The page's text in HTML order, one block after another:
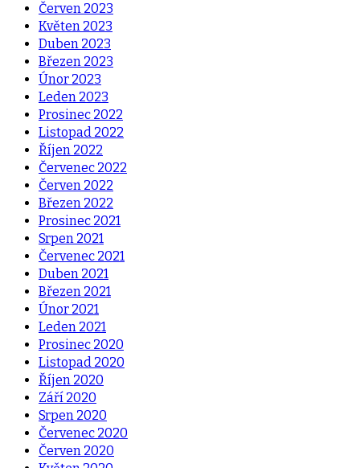
Červen 2023
Květen 2023
Duben 2023
Březen 2023
Únor 2023
Leden 2023
Prosinec 2022
Listopad 2022
Říjen 2022
Červenec 2022
Červen 2022
Březen 2022
Prosinec 2021
Srpen 2021
Červenec 2021
Duben 2021
Březen 2021
Únor 2021
Leden 2021
Prosinec 2020
Listopad 2020
Říjen 2020
Září 2020
Srpen 2020
Červenec 2020
Červen 2020